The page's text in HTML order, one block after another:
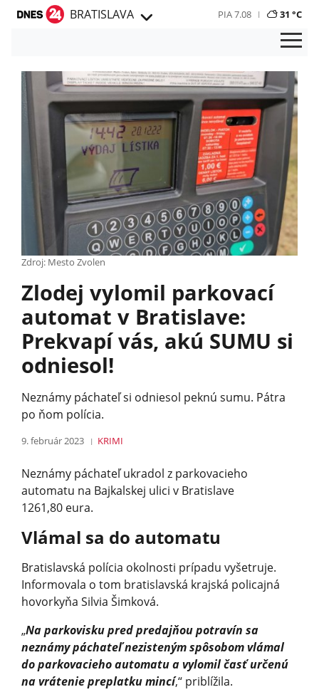
BRATISLAVA PIA 7.08 31 °C
Zdroj: Mesto Zvolen
Zlodej vylomil parkovací
automat v Bratislave:
Prekvapí vás, akú SUMU si
odniesol!
Neznámy páchateľ si odniesol peknú sumu. Pátra
po ňom polícia.
9. február 2023 KRIMI
Neznámy páchateľ ukradol z parkovacieho
automatu na Bajkalskej ulici v Bratislave
1261,80 eura.
Vlámal sa do automatu
Bratislavská polícia okolnosti prípadu vyšetruje.
Informovala o tom bratislavská krajská policajná
hovorkyňa Silvia Šimková.
„Na parkovisku pred predajňou potravín sa
neznámy páchateľ nezisteným spôsobom vlámal
do parkovacieho automatu a vylomil časť určenú
na vrátenie preplatku mincí,“ priblížila.